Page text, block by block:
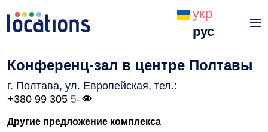
укр
рус
Конференц-зал в центре Полтавы
г. Полтава, ул. Европейская, тел.:
+380 99 305 54
Другие предложение комплекса